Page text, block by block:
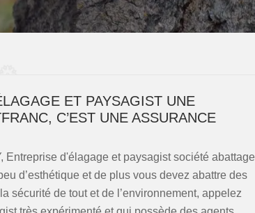
ET PAYSAGIST UNE
C’EST UNE ASSURANCE
d'élagage et paysagist société abattage
d’esthétique et de plus vous devez abattre des
sécurité de tout et de l’environnement, appelez